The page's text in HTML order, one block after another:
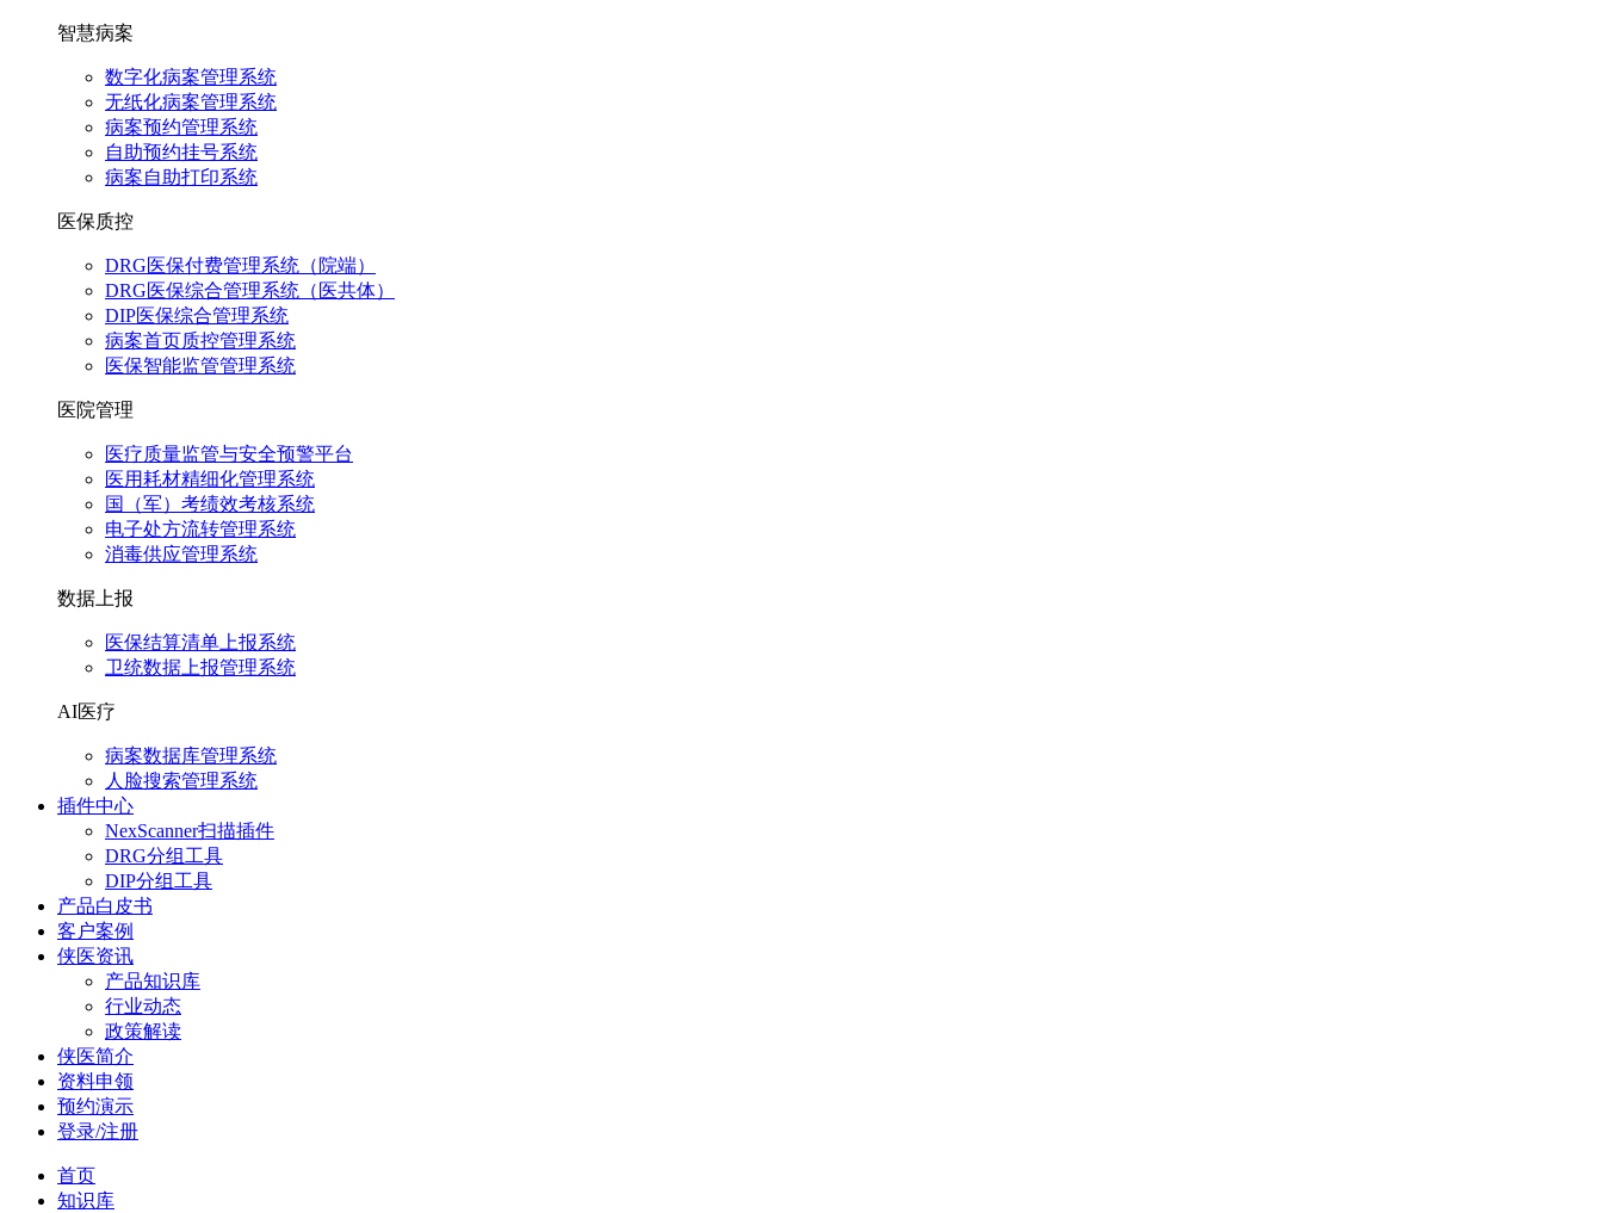
智慧病案
数字化病案管理系统
无纸化病案管理系统
病案预约管理系统
自助预约挂号系统
病案自助打印系统
医保质控
DRG医保付费管理系统（院端）
DRG医保综合管理系统（医共体）
DIP医保综合管理系统
病案首页质控管理系统
医保智能监管管理系统
医院管理
医疗质量监管与安全预警平台
医用耗材精细化管理系统
国（军）考绩效考核系统
电子处方流转管理系统
消毒供应管理系统
数据上报
医保结算清单上报系统
卫统数据上报管理系统
AI医疗
病案数据库管理系统
人脸搜索管理系统
插件中心
NexScanner扫描插件
DRG分组工具
DIP分组工具
产品白皮书
客户案例
侠医资讯
产品知识库
行业动态
政策解读
侠医简介
资料申领
预约演示
登录/注册
首页
知识库